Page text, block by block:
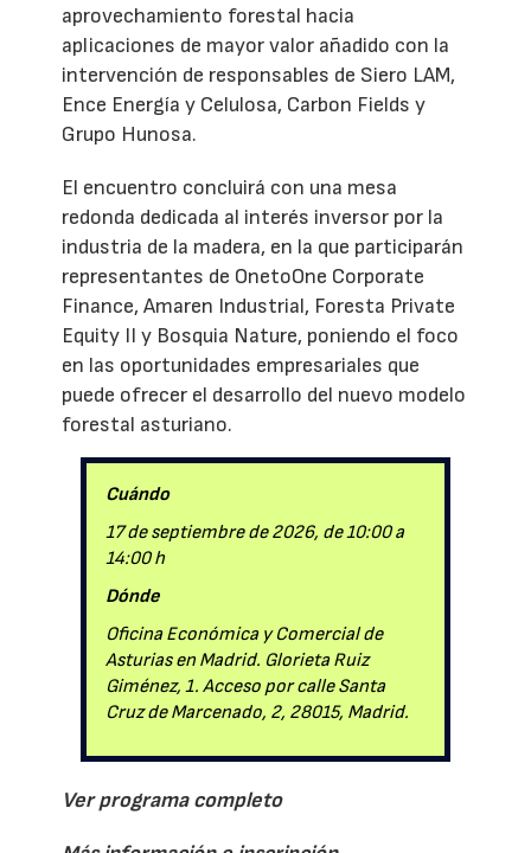
aprovechamiento forestal hacia
aplicaciones de mayor valor añadido con la
intervención de responsables de Siero LAM,
Ence Energía y Celulosa, Carbon Fields y
Grupo Hunosa.
El encuentro concluirá con una mesa
redonda dedicada al interés inversor por la
industria de la madera, en la que participarán
representantes de OnetoOne Corporate
Finance, Amaren Industrial, Foresta Private
Equity II y Bosquia Nature, poniendo el foco
en las oportunidades empresariales que
puede ofrecer el desarrollo del nuevo modelo
forestal asturiano.
Cuándo
17 de septiembre de 2026, de 10:00 a
14:00 h
Dónde
Oficina Económica y Comercial de
Asturias en Madrid. Glorieta Ruiz
Giménez, 1. Acceso por calle Santa
Cruz de Marcenado, 2, 28015, Madrid.
Ver programa completo